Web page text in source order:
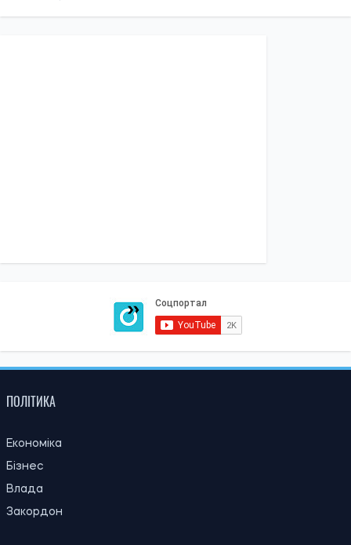
ПОЛІТИКА
Економіка
Бізнес
Влада
Закордон